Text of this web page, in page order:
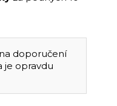
doporučení
je opravdu